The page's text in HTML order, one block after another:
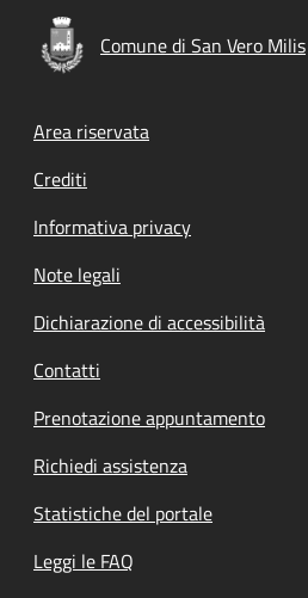
Comune di San Vero Milis
Footer menu
Area riservata
Crediti
Informativa privacy
Note legali
Dichiarazione di accessibilità
Contatti
Prenotazione appuntamento
Richiedi assistenza
Statistiche del portale
Leggi le FAQ